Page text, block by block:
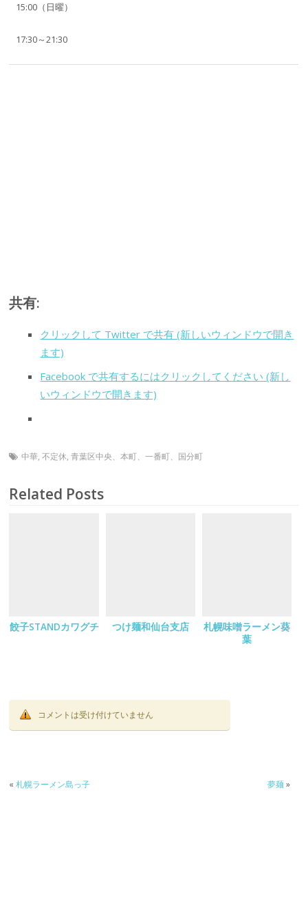
15:00（日曜）
17:30～21:30
共有:
クリックして Twitter で共有 (新しいウィンドウで開き
ます)
Facebook で共有するにはクリックしてください (新し
いウィンドウで開きます)
中華,不定休,青葉区中央、本町、一番町、国分町
Related Posts
餃子STANDカワグチ つけ麺和仙台支店
札幌味噌ラーメン葵
葉
コメントは受け付けていません
«札幌ラーメン島っ子 夢麺»